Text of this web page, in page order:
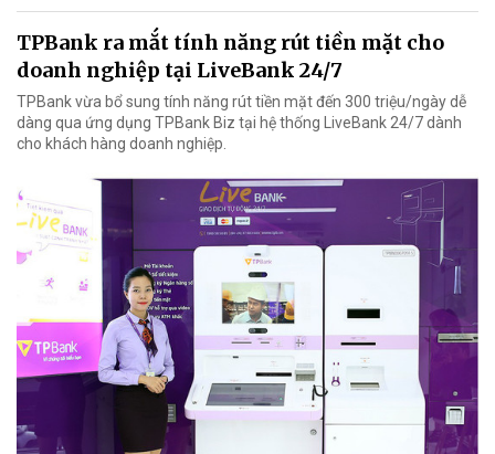
TPBank ra mắt tính năng rút tiền mặt cho
doanh nghiệp tại LiveBank 24/7
TPBank vừa bổ sung tính năng rút tiền mặt đến 300 triệu/ngày dễ
dàng qua ứng dụng TPBank Biz tại hệ thống LiveBank 24/7 dành
cho khách hàng doanh nghiệp.